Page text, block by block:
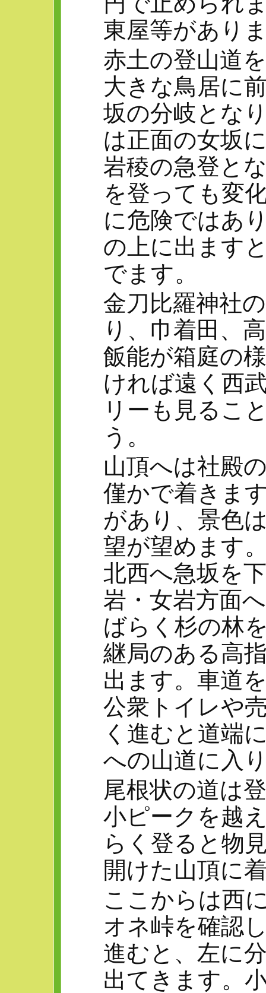
東屋等があり
赤土の登山道
大きな鳥居に
坂の分岐とな
は正面の女坂
岩稜の急登と
を登っても変
に危険ではあ
の上に出ます
でます。
金刀比羅神社
り、巾着田、
飯能が箱庭の
ければ遠く西
リーも見るこ
う。
山頂へは社殿
僅かで着きま
があり、景色
望が望めます
北西へ急坂を
岩・女岩方面
ばらく杉の林
継局のある高
出ます。車道
公衆トイレや
く進むと道端
への山道に入
尾根状の道は
小ピークを越
らく登ると物
開けた山頂に
ここからは西
オネ峠を確認
進むと、左に
出てきます。